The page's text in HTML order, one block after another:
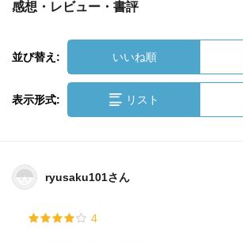
感想・レビュー・書評
並び替え: いいね順
表示形式: リスト
ryusaku101さん
4